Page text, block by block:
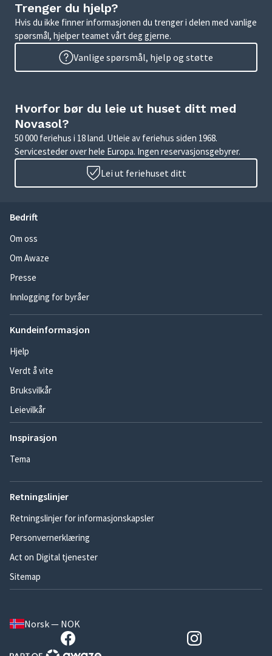
Trenger du hjelp?
Hvis du ikke finner informasjonen du trenger i delen med vanlige
spørsmål, hjelper teamet vårt deg gjerne.
Vanlige spørsmål, hjelp og støtte
Hvorfor bør du leie ut huset ditt med
Novasol?
50 000 feriehus i 18 land. Utleie av feriehus siden 1968.
Servicesteder over hele Europa. Ingen reservasjonsgebyrer.
Lei ut feriehuset ditt
Bedrift
Om oss
Om Awaze
Presse
Innlogging for byråer
Kundeinformasjon
Hjelp
Verdt å vite
Bruksvilkår
Leievilkår
Inspirasjon
Tema
Retningslinjer
Retningslinjer for informasjonskapsler
Personvernerklæring
Act on Digital tjenester
Sitemap
Norsk — NOK